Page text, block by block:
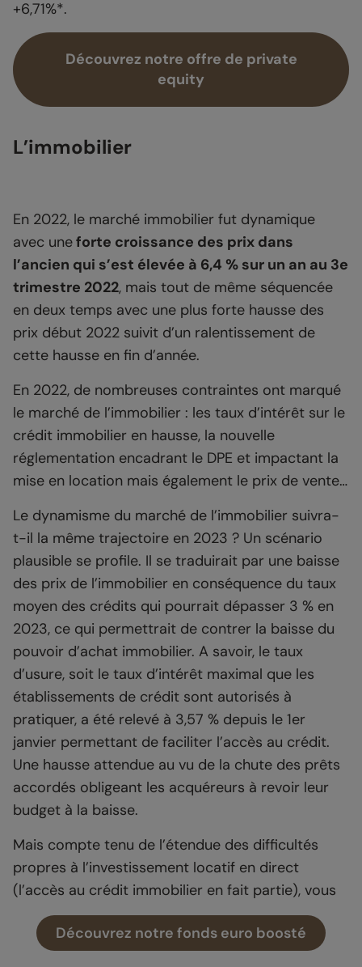
+6,71%*.
Découvrez notre offre de private
equity
L’immobilier
En 2022, le marché immobilier fut dynamique
avec uneforte croissance des prix dans
l’ancien qui s’est élevée à 6,4 % sur un an au 3e
trimestre 2022, mais tout de même séquencée
en deux temps avec une plus forte hausse des
prix début 2022 suivit d’un ralentissement de
cette hausse en fin d’année.
En 2022, de nombreuses contraintes ont marqué
le marché de l’immobilier : les taux d’intérêt sur le
crédit immobilier en hausse, la nouvelle
réglementation encadrant le DPE et impactant la
mise en location mais également le prix de vente…
Le dynamisme du marché de l’immobilier suivra-
t-il la même trajectoire en 2023 ? Un scénario
plausible se profile. Il se traduirait par une baisse
des prix de l’immobilier en conséquence du taux
moyen des crédits qui pourrait dépasser 3 % en
2023, ce qui permettrait de contrer la baisse du
pouvoir d’achat immobilier. A savoir, le taux
d’usure, soit le taux d’intérêt maximal que les
établissements de crédit sont autorisés à
pratiquer, a été relevé à 3,57 % depuis le 1er
janvier permettant de faciliter l’accès au crédit.
Une hausse attendue au vu de la chute des prêts
accordés obligeant les acquéreurs à revoir leur
budget à la baisse.
Mais compte tenu de l’étendue des difficultés
propres à l’investissement locatif en direct
(l’accès au crédit immobilier en fait partie), vous
pourriez vous diriger vers une alternative pour
contourner tous ses aléas.
Découvrez notre fonds euro boosté